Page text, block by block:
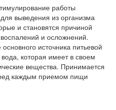
работы
выведения из организма
и становятся причиной
и осложнений.
основного источника питьевой
которая имеет в своем
вещества. Принимается
каждым приемом пищи